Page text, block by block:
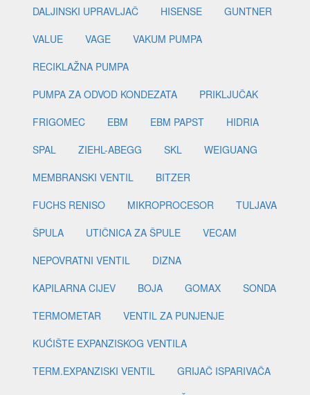
DALJINSKI UPRAVLJAČ
HISENSE
GUNTNER
VALUE
VAGE
VAKUM PUMPA
RECIKLAŽNA PUMPA
PUMPA ZA ODVOD KONDEZATA
PRIKLJUČAK
FRIGOMEC
EBM EBM PAPST
HIDRIA
SPAL
ZIEHL-ABEGG SKL
WEIGUANG
MEMBRANSKI VENTIL
BITZER
FUCHS RENISO
MIKROPROCESOR
TULJAVA
ŠPULA
UTIČNICA ZA ŠPULE
VECAM
NEPOVRATNI VENTIL
DIZNA
KAPILARNA CIJEV
BOJA GOMAX
SONDA
TERMOMETAR
VENTIL ZA PUNJENJE
KUĆIŠTE EXPANZISKOG VENTILA
TERM.EXPANZISKI VENTIL
GRIJAČ ISPARIVAČA